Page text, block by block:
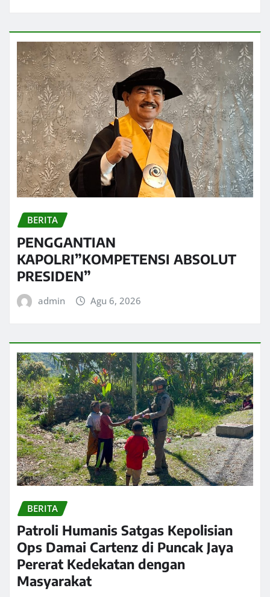
BERITA
PENGGANTIAN
KAPOLRI”KOMPETENSI ABSOLUT
PRESIDEN”
admin Agu 6, 2026
BERITA
Patroli Humanis Satgas Kepolisian
Ops Damai Cartenz di Puncak Jaya
Pererat Kedekatan dengan
Masyarakat